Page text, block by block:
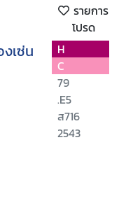
รายการ
โปรด
เซ่น
H
C
79
.E5
ส716
2543